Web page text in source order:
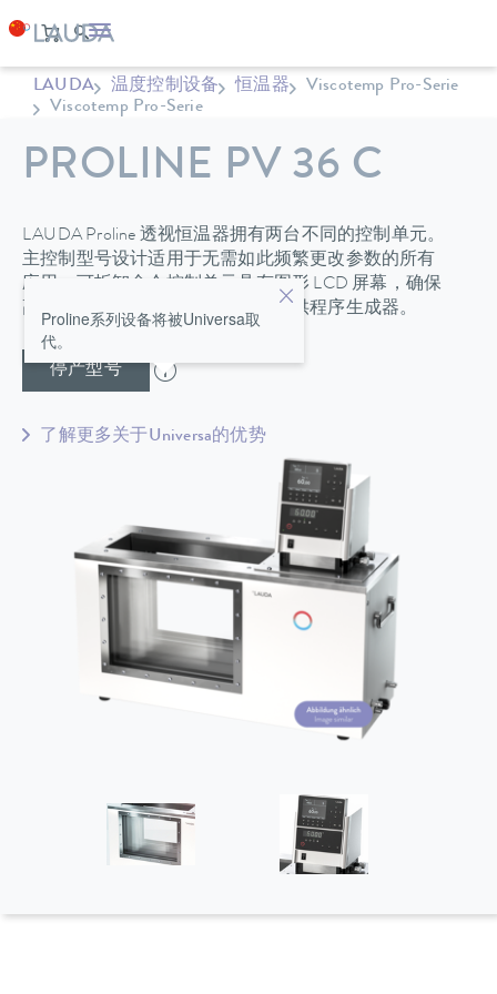
LAUDA 温度控制设备 恒温器
Viscotemp Pro-Serie
Viscotemp Pro-Serie
PROLINE PV 36 C
LAUDA Proline 透视恒温器拥有两台不同的控制单元。
主控制型号设计适用于无需如此频繁更改参数的所有
应用。可拆卸命令控制单元具有图形 LCD 屏幕，确保
高度的操作舒适性，同时还额外提供程序生成器。
停产型号
Proline系列设备将被Universa取
代。
了解更多关于Universa的优势